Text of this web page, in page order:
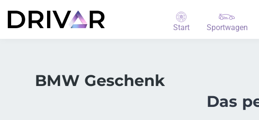
Start Sportwagen
BMW Geschenk
Das